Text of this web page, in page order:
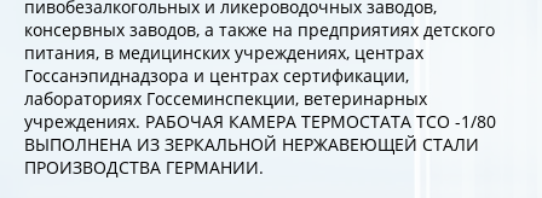
пивобезалкогольных и ликероводочных заводов,
консервных заводов, а также на предприятиях детского
питания, в медицинских учреждениях, центрах
Госсанэпиднадзора и центрах сертификации,
лабораториях Госсеминспекции, ветеринарных
учреждениях. РАБОЧАЯ КАМЕРА ТЕРМОСТАТА ТСО -1/80
ВЫПОЛНЕНА ИЗ ЗЕРКАЛЬНОЙ НЕРЖАВЕЮЩЕЙ СТАЛИ
ПРОИЗВОДСТВА ГЕРМАНИИ.